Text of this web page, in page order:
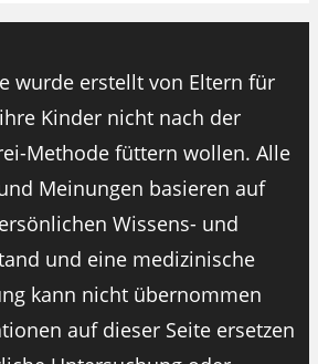
wurde erstellt von Eltern für
Kinder nicht nach der
Methode füttern wollen. Alle
Meinungen basieren auf
Wissens- und
und eine medizinische
kann nicht übernommen
auf dieser Seite ersetzen